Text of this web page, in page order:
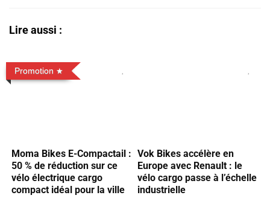
Lire aussi :
Promotion
Moma Bikes E-Compactail :
50 % de réduction sur ce
vélo électrique cargo
compact idéal pour la ville
Vok Bikes accélère en
Europe avec Renault : le
vélo cargo passe à l’échelle
industrielle